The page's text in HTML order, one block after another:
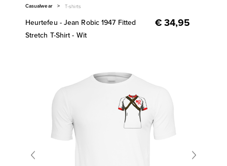
Casualwear > T-shirts
Heurtefeu - Jean Robic 1947 Fitted
Stretch T-Shirt - Wit
€ 34,95